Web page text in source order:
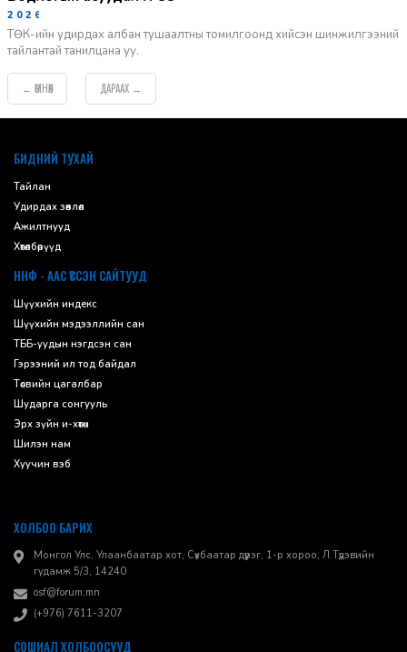
2026-06-02
ТӨК-ийн удирдах албан тушаалтны томилгоонд хийсэн шинжилгээний
тайлантай танилцана уу.
← ӨМНӨХ ДАРААХ →
БИДНИЙ ТУХАЙ
Тайлан
Удирдах зөвлөл
Ажилтнууд
Хөтөлбөрүүд
ННФ - ААС ҮҮССЭН САЙТУУД
Шүүхийн индекс
Шүүхийн мэдээллийн сан
ТББ-уудын нэгдсэн сан
Гэрээний ил тод байдал
Төсвийн цагалбар
Шударга сонгууль
Эрх зүйн и-хөтөч
Шилэн нам
Хуучин вэб
ХОЛБОО БАРИХ
Монгол Улс, Улаанбаатар хот, Сүхбаатар дүүрэг, 1-р хороо, ​Л.Түдэвийн
гудамж 5/3, 14240
osf@forum.mn
(+976) 7611-3207
СОШИАЛ ХОЛБООСУУД